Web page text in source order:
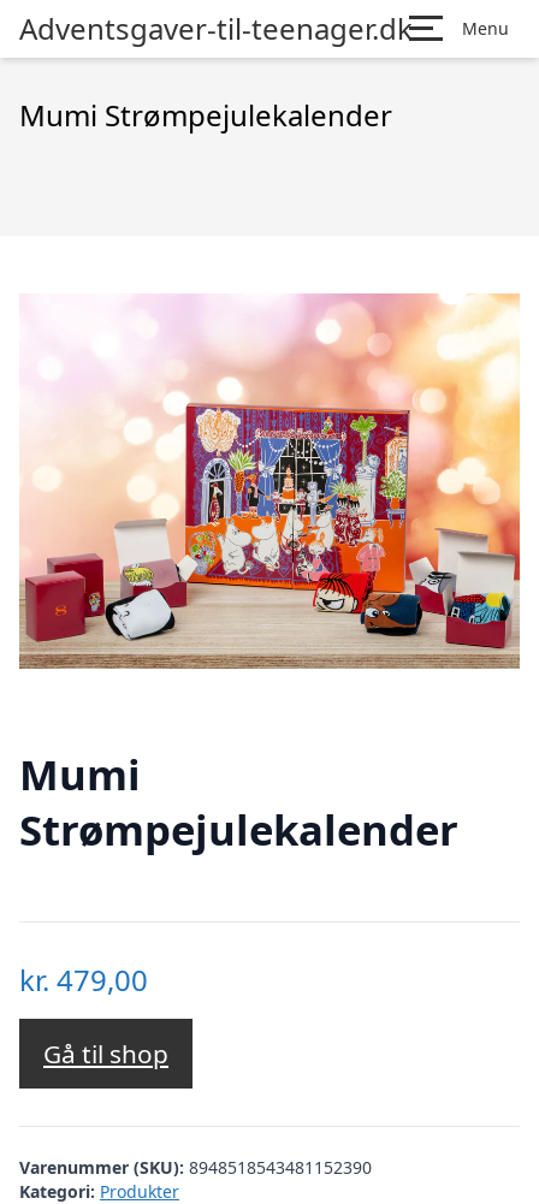
Adventsgaver-til-teenager.dk Menu
Mumi Strømpejulekalender
Mumi
Strømpejulekalender
kr. 479,00
Gå til shop
Varenummer (SKU): 8948518543481152390
Kategori: Produkter